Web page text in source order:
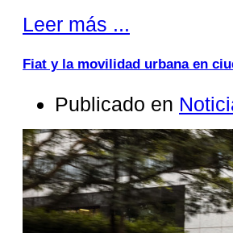
Leer más ...
Fiat y la movilidad urbana en
Publicado en